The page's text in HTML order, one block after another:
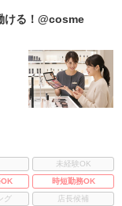
ける！@cosme
未経験OK
時短勤務OK
グ
店長候補